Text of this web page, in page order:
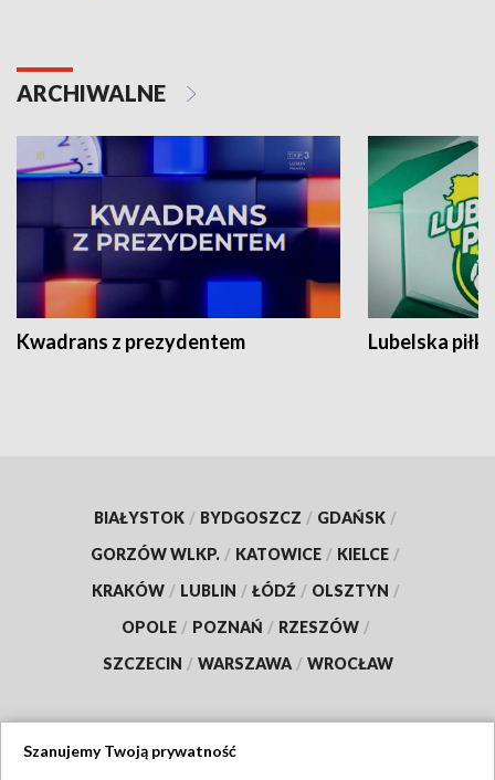
ARCHIWALNE
Kwadrans z prezydentem Lubelska piłka
BIAŁYSTOK / BYDGOSZCZ / GDAŃSK /
GORZÓW WLKP. / KATOWICE / KIELCE /
KRAKÓW / LUBLIN / ŁÓDŹ / OLSZTYN /
OPOLE / POZNAŃ / RZESZÓW /
SZCZECIN / WARSZAWA / WROCŁAW
Szanujemy Twoją prywatność